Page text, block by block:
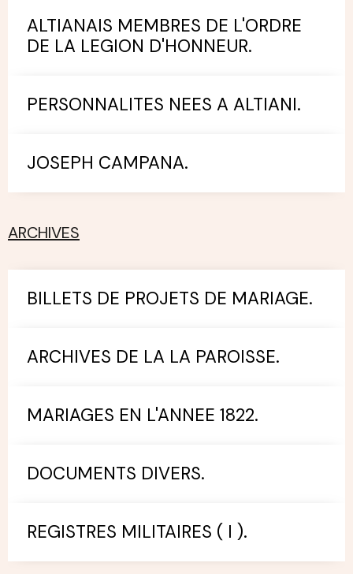
ALTIANAIS MEMBRES DE L'ORDRE
DE LA LEGION D'HONNEUR.
PERSONNALITES NEES A ALTIANI.
JOSEPH CAMPANA.
ARCHIVES
BILLETS DE PROJETS DE MARIAGE.
ARCHIVES DE LA LA PAROISSE.
MARIAGES EN L'ANNEE 1822.
DOCUMENTS DIVERS.
REGISTRES MILITAIRES ( I ).